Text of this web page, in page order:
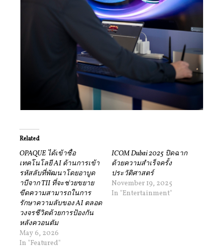
Related
OPAQUE ได้เข้าซื้อ
เทคโนโลยี AI ด้านการเข้า
รหัสลับที่พัฒนาโดยอาบูด
าบีจาก TII ที่จะช่วยขยาย
ขีดความสามารถในการ
รักษาความลับของ AI ตลอด
วงจรชีวิตด้วยการป้องกัน
หลังควอนตัม
May 6, 2026
In "Featured"
ICOM Dubai 2025 ปิดฉาก
ด้วยความสำเร็จครั้ง
ประวัติศาสตร์
November 19, 2025
In "Entertainment"